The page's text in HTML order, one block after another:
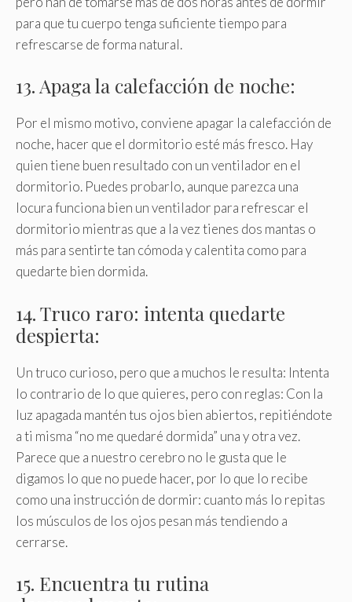
para que tu cuerpo tenga suficiente tiempo para
refrescarse de forma natural.
13. Apaga la calefacción de noche:
Por el mismo motivo, conviene apagar la calefacción de
noche, hacer que el dormitorio esté más fresco. Hay
quien tiene buen resultado con un ventilador en el
dormitorio. Puedes probarlo, aunque parezca una
locura funciona bien un ventilador para refrescar el
dormitorio mientras que a la vez tienes dos mantas o
más para sentirte tan cómoda y calentita como para
quedarte bien dormida.
14. Truco raro: intenta quedarte
despierta:
Un truco curioso, pero que a muchos le resulta: Intenta
lo contrario de lo que quieres, pero con reglas: Con la
luz apagada mantén tus ojos bien abiertos, repitiéndote
a ti misma “no me quedaré dormida” una y otra vez.
Parece que a nuestro cerebro no le gusta que le
digamos lo que no puede hacer, por lo que lo recibe
como una instrucción de dormir: cuanto más lo repitas
los músculos de los ojos pesan más tendiendo a
cerrarse.
15. Encuentra tu rutina